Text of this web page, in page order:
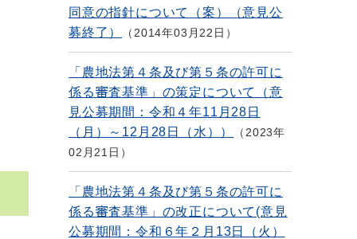
同意の指針について（案）（意見公
募終了）
2014年03月22日
「農地法第４条及び第５条の許可に
係る審査基準」の策定について（意
見公募期間：令和４年11月28日
（月）～12月28日（水））
2023年
02月21日
「農地法第４条及び第５条の許可に
係る審査基準」の改正について(意見
公募期間：令和６年２月13日（火）